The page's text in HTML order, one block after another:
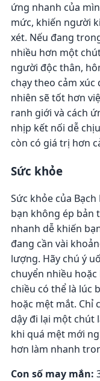
ứng nhanh của
mức, khiến người
xét. Nếu đang
nhiều hơn một
người độc thân,
chạy theo cảm
nhiên sẽ tốt hơn
ranh giới và cách
nhịp kết nối dễ
còn có giá trị hơn
Sức khỏe
Sức khỏe của
bạn không ép bản
nhanh dễ khiến
đang cần vài
lượng. Hãy chú ý
chuyển nhiều
chiều có thể là lúc
hoặc mệt mắt. Chỉ
dậy đi lại một chút
khi quá mệt mới
hơn làm nhanh
Con số may mắn: